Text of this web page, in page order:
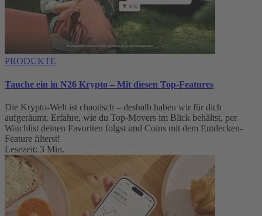
PRODUKTE
Tauche ein in N26 Krypto – Mit diesen Top-Features
Die Krypto-Welt ist chaotisch – deshalb haben wir für dich
aufgeräumt. Erfahre, wie du Top-Movers im Blick behältst, per
Watchlist deinen Favoriten folgst und Coins mit dem Entdecken-
Feature filterst!
Lesezeit: 3 Min.